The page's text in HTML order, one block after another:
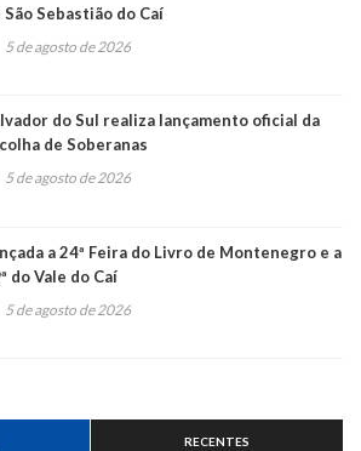
São Sebastião do Caí
5 de agosto de 2026
do Sul realiza lançamento oficial da
de Soberanas
5 de agosto de 2026
a 24ª Feira do Livro de Montenegro e a
do Vale do Caí
5 de agosto de 2026
RECENTES